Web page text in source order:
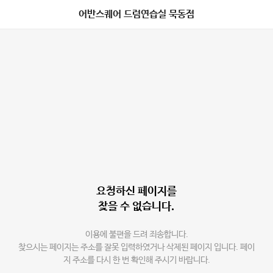
어반스퀘어 드럼연습실 묵동점
요청하신 페이지를
찾을 수 없습니다.
이용에 불편을 드려 죄송합니다.
찾으시는 페이지는 주소를 잘못 입력하였거나 삭제된 페이지 입니다. 페이
지 주소를 다시 한 번 확인해 주시기 바랍니다.